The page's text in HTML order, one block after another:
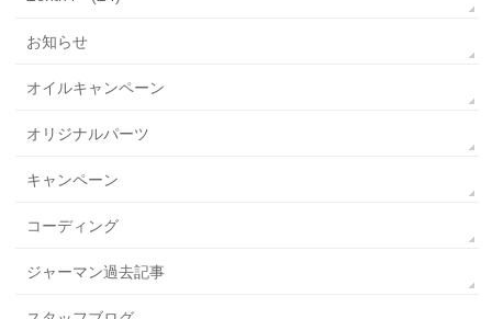
お知らせ
オイルキャンペーン
オリジナルパーツ
キャンペーン
コーディング
ジャーマン過去記事